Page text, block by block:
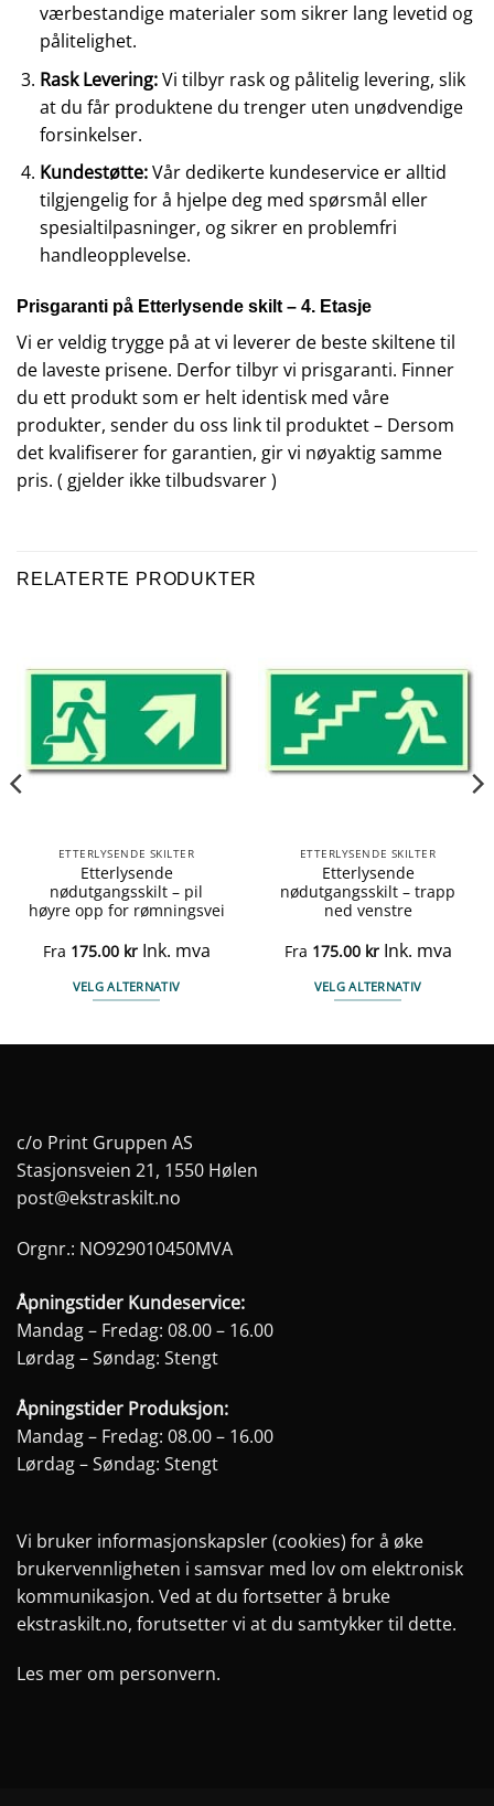
værbestandige materialer som sikrer lang levetid og
pålitelighet.
Rask Levering:Vi tilbyr rask og pålitelig levering, slik
at du får produktene du trenger uten unødvendige
forsinkelser.
Kundestøtte:Vår dedikerte kundeservice er alltid
tilgjengelig for å hjelpe deg med spørsmål eller
spesialtilpasninger, og sikrer en problemfri
handleopplevelse.
Prisgaranti på Etterlysende skilt – 4. Etasje
Vi er veldig trygge på at vi leverer de beste skiltene til
de laveste prisene. Derfor tilbyr vi prisgaranti. Finner
du ett produkt som er helt identisk med våre
produkter, sender du oss link til produktet – Dersom
det kvalifiserer for garantien, gir vi nøyaktig samme
pris. ( gjelder ikke tilbudsvarer )
RELATERTE PRODUKTER
ETTERLYSENDE SKILTER
Etterlysende
nødutgangsskilt – pil
høyre opp for rømningsvei
Fra 175.00 kr Ink. mva
VELG ALTERNATIV
kan
velges
på
ETTERLYSENDE SKILTER
Etterlysende
nødutgangsskilt – trapp
ned venstre
Fra 175.00 kr Ink. mva
VELG ALTERNATIV
c/o Print Gruppen AS
Stasjonsveien 21, 1550 Hølen
post@ekstraskilt.no
Orgnr.: NO929010450MVA
Åpningstider Kundeservice:
Mandag – Fredag: 08.00 – 16.00
Lørdag – Søndag: Stengt
Åpningstider Produksjon:
Mandag – Fredag: 08.00 – 16.00
Lørdag – Søndag: Stengt
Vi bruker informasjonskapsler (cookies) for å øke
brukervennligheten i samsvar med lov om elektronisk
kommunikasjon. Ved at du fortsetter å bruke
ekstraskilt.no, forutsetter vi at du samtykker til dette.
Les mer om personvern.